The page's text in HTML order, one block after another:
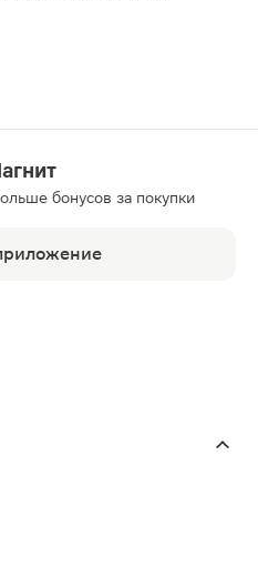
бонусов за покупки